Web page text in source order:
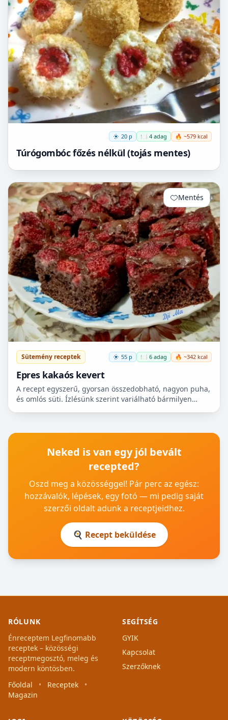
20 p 🍽️ 4 adag 🔥 ~579 kcal
Túrógombóc főzés nélkül (tojás mentes)
Mentés 0
Sütemény receptek 55 p 🍽️ 6 adag 🔥 ~342 kcal
Epres kakaós kevert
A recept egyszerű, gyorsan összedobható, nagyon puha,
és omlós süti. Ízlésünk szerint variálható bármilyen
Neked is van egy jól bevált
recepted?
Oszd meg a közösséggel! Pár perc az egész:
hozzávalók, lépések, egy fotó — mi pedig saját
szerzői oldalt adunk a receptjeidhez.
🍳 Recept beküldése
RÓLUNK
Énreceptem Legfinomabb
receptek – közösségi
receptmegosztó, meleg és
modern köntösben.
Főoldal
• Receptek
•
Magazin
SEGÍTSÉG
GYIK
Kapcsolat
Szerzőknek